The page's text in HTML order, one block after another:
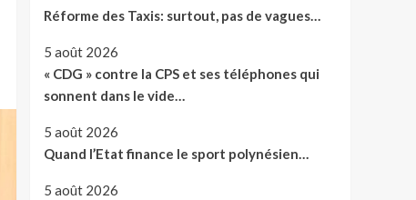
Réforme des Taxis: surtout, pas de vagues…
5 août 2026
« CDG » contre la CPS et ses téléphones qui
sonnent dans le vide…
5 août 2026
Quand l’Etat finance le sport polynésien…
5 août 2026